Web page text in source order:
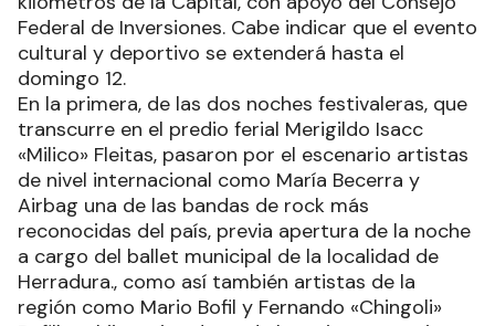
Federal de Inversiones. Cabe indicar que el evento
cultural y deportivo se extenderá hasta el
domingo 12.
En la primera, de las dos noches festivaleras, que
transcurre en el predio ferial Merigildo Isacc
«Milico» Fleitas, pasaron por el escenario artistas
de nivel internacional como María Becerra y
Airbag una de las bandas de rock más
reconocidas del país, previa apertura de la noche
a cargo del ballet municipal de la localidad de
Herradura., como así también artistas de la
región como Mario Bofil y Fernando «Chingoli»